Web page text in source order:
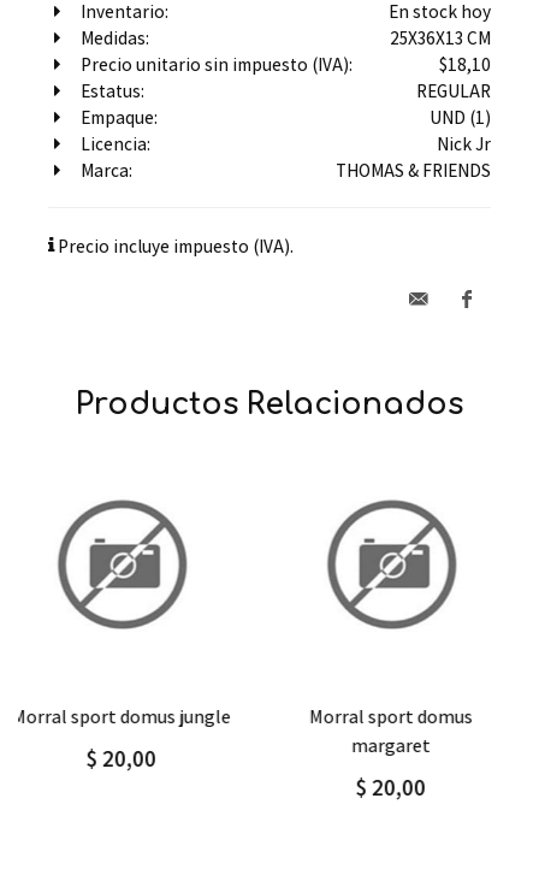
Inventario:
En stock hoy
Medidas:
25X36X13 CM
Precio unitario sin impuesto (IVA):
$18,10
Estatus:
REGULAR
Empaque:
UND (1)
Licencia:
Nick Jr
Marca:
THOMAS & FRIENDS
Precio incluye impuesto (IVA).
Productos Relacionados
Agregar Detalle
morral sport domus
margaret
Agregar Detalle
morral sport domus
abstract
$ 20,00